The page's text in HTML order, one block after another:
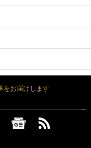
をお届けします